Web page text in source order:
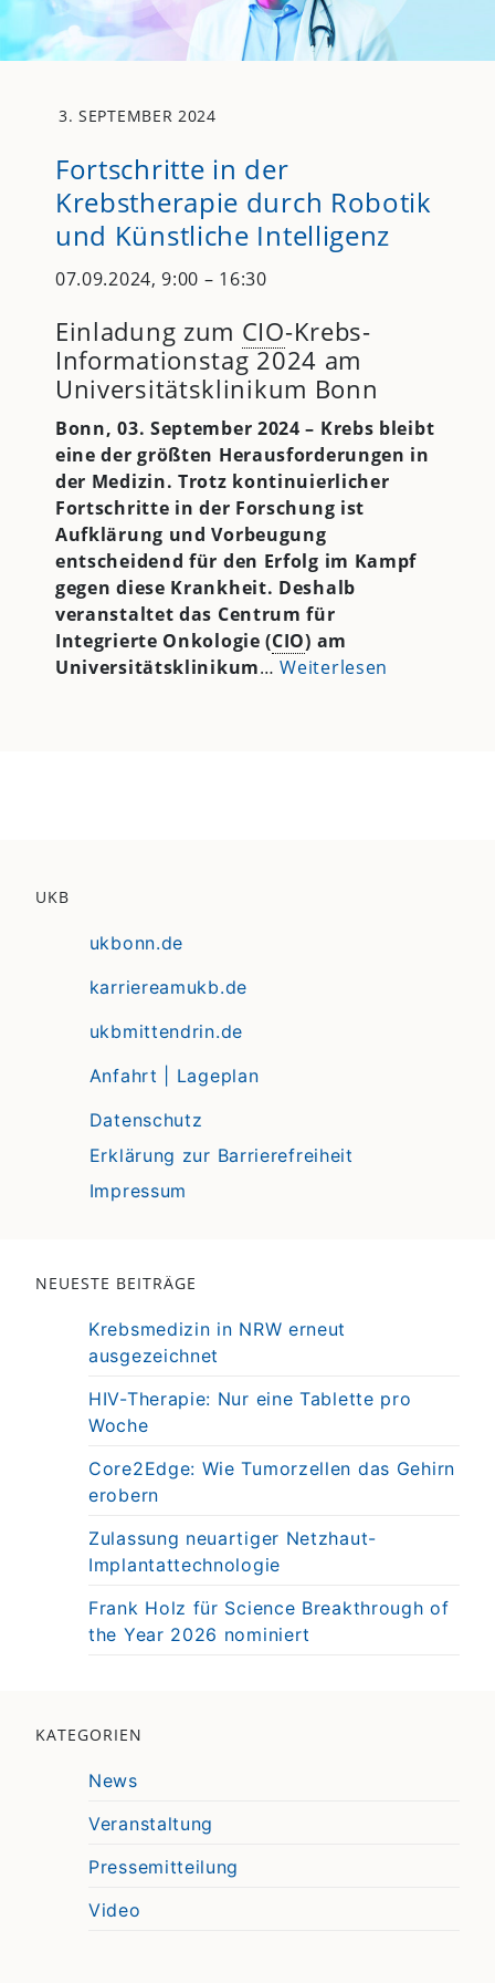
3. SEPTEMBER 2024
Fortschritte in der
Krebstherapie durch Robotik
und Künstliche Intelligenz
07.09.2024, 9:00 – 16:30
Einladung zum CIO-Krebs-
Informationstag 2024 am
Universitätsklinikum Bonn
Bonn, 03. September 2024 – Krebs bleibt
eine der größten Herausforderungen in
der Medizin. Trotz kontinuierlicher
Fortschritte in der Forschung ist
Aufklärung und Vorbeugung
entscheidend für den Erfolg im Kampf
gegen diese Krankheit. Deshalb
veranstaltet das Centrum für
Integrierte Onkologie (CIO) am
Universitätsklinikum…Weiterlesen
UKB
ukbonn.de
karriereamukb.de
ukbmittendrin.de
Anfahrt | Lageplan
Datenschutz
Erklärung zur Barrierefreiheit
Impressum
NEUESTE BEITRÄGE
Krebsmedizin in NRW erneut
ausgezeichnet
HIV-Therapie: Nur eine Tablette pro
Woche
Core2Edge: Wie Tumorzellen das Gehirn
erobern
Zulassung neuartiger Netzhaut-
Implantattechnologie
Frank Holz für Science Breakthrough of
the Year 2026 nominiert
KATEGORIEN
News
Veranstaltung
Pressemitteilung
Video